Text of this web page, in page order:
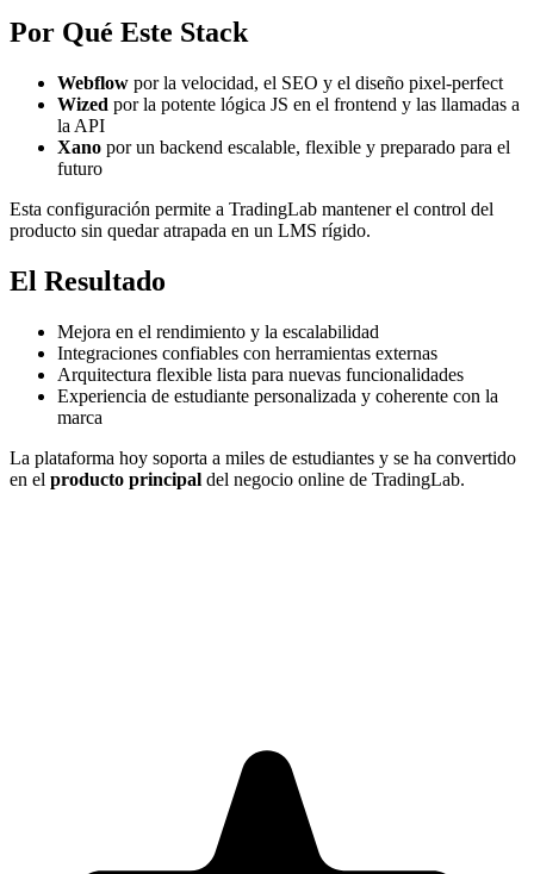
Por Qué Este Stack
Webflow por la velocidad, el SEO y el diseño pixel-perfect
Wized por la potente lógica JS en el frontend y las llamadas a
la API
Xano por un backend escalable, flexible y preparado para el
futuro
Esta configuración permite a TradingLab mantener el control del
producto sin quedar atrapada en un LMS rígido.
El Resultado
Mejora en el rendimiento y la escalabilidad
Integraciones confiables con herramientas externas
Arquitectura flexible lista para nuevas funcionalidades
Experiencia de estudiante personalizada y coherente con la
marca
La plataforma hoy soporta a miles de estudiantes y se ha convertido
en el producto principal del negocio online de TradingLab.